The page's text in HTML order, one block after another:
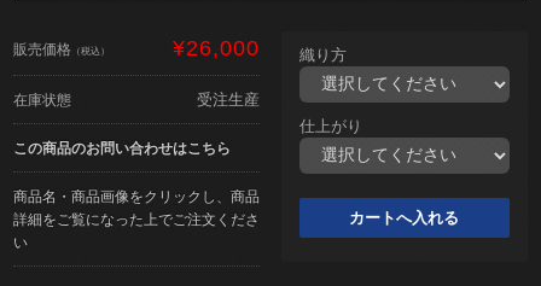
販売価格 （税込） ¥26,000
在庫状態 受注生産
この商品のお問い合わせはこちら
商品名・商品画像をクリックし、商品
詳細をご覧になった上でご注文くださ
い
織り方
仕上がり